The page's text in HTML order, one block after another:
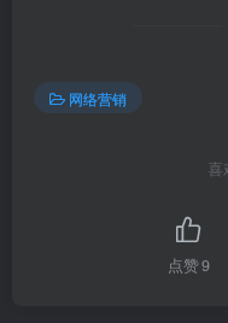
网络营销
喜
点赞9